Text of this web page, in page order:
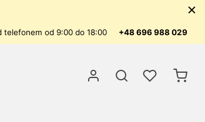
telefonem od 9:00 do 18:00 +48 696 988 029